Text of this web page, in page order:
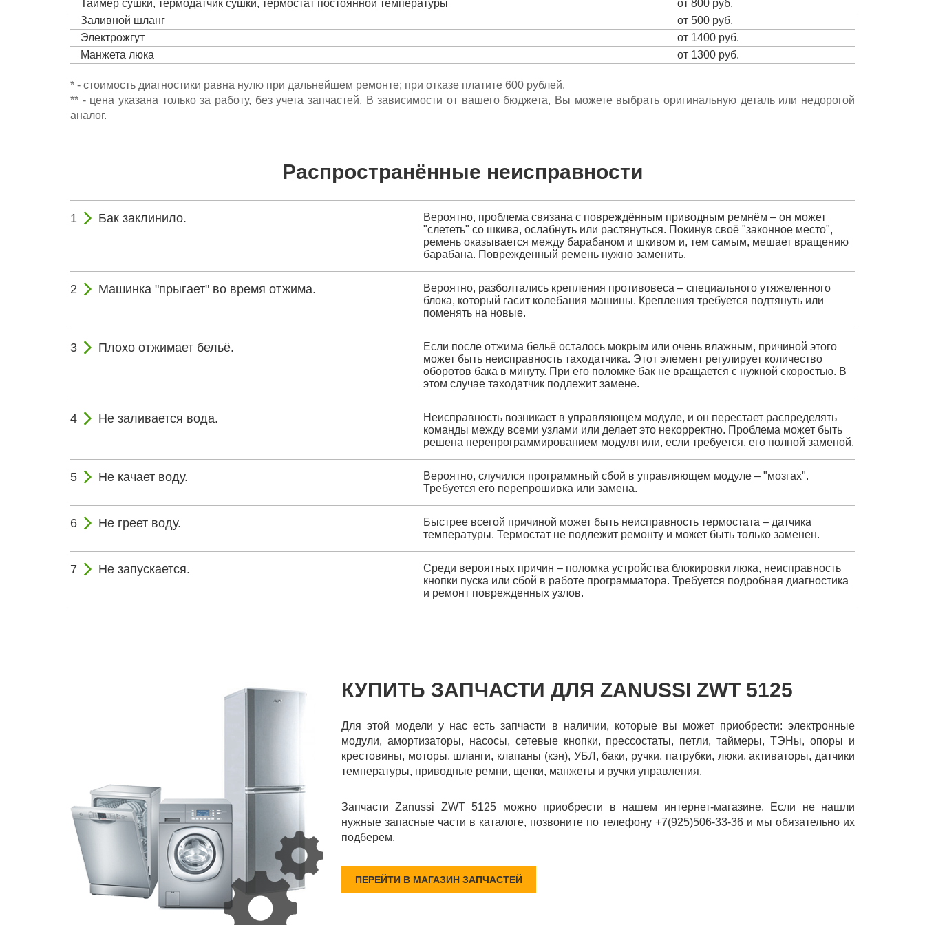
Таймер сушки, термодатчик сушки, термостат постоянной температуры
от 800 руб.
Заливной шланг
от 500 руб.
Электрожгут
от 1400 руб.
Манжета люка
от 1300 руб.
* - стоимость диагностики равна нулю при дальнейшем ремонте; при отказе платите 600 рублей.
** - цена указана только за работу, без учета запчастей. В зависимости от вашего бюджета, Вы можете выбрать оригинальную деталь или недорогой
аналог.
Распространённые неисправности
Бак заклинило.
Вероятно, проблема связана с повреждённым приводным ремнём – он может
"слететь" со шкива, ослабнуть или растянуться. Покинув своё "законное место",
ремень оказывается между барабаном и шкивом и, тем самым, мешает вращению
барабана. Поврежденный ремень нужно заменить.
Машинка "прыгает" во время отжима.
Вероятно, разболтались крепления противовеса – специального утяжеленного
блока, который гасит колебания машины. Крепления требуется подтянуть или
поменять на новые.
Плохо отжимает бельё.
Если после отжима бельё осталось мокрым или очень влажным, причиной этого
может быть неисправность таходатчика. Этот элемент регулирует количество
оборотов бака в минуту. При его поломке бак не вращается с нужной скоростью. В
этом случае таходатчик подлежит замене.
Не заливается вода.
Неисправность возникает в управляющем модуле, и он перестает распределять
команды между всеми узлами или делает это некорректно. Проблема может быть
решена перепрограммированием модуля или, если требуется, его полной заменой.
Не качает воду.
Вероятно, случился программный сбой в управляющем модуле – "мозгах".
Требуется его перепрошивка или замена.
Не греет воду.
Быстрее всегой причиной может быть неисправность термостата – датчика
температуры. Термостат не подлежит ремонту и может быть только заменен.
Не запускается.
Среди вероятных причин – поломка устройства блокировки люка, неисправность
кнопки пуска или сбой в работе программатора. Требуется подробная диагностика
и ремонт поврежденных узлов.
КУПИТЬ ЗАПЧАСТИ ДЛЯ ZANUSSI ZWT 5125
Для этой модели у нас есть запчасти в наличии, которые вы может приобрести: электронные
модули, амортизаторы, насосы, сетевые кнопки, прессостаты, петли, таймеры, ТЭНы, опоры и
крестовины, моторы, шланги, клапаны (кэн), УБЛ, баки, ручки, патрубки, люки, активаторы, датчики
температуры, приводные ремни, щетки, манжеты и ручки управления.
Запчасти Zanussi ZWT 5125 можно приобрести в нашем интернет-магазине. Если не нашли
нужные запасные части в каталоге, позвоните по телефону +7(925)506-33-36 и мы обязательно их
подберем.
ПЕРЕЙТИ В МАГАЗИН ЗАПЧАСТЕЙ